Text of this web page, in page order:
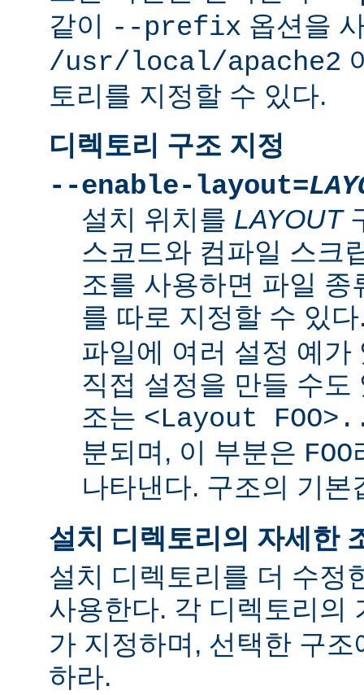
같이
--prefix 옵션을
/usr/local/apache2
토리를 지정할 수 있다.
디렉토리 구조 지정
--enable-layout=
설치 위치를 LAYOUT
스코드와 컴파일 스크
조를 사용하면 파일
를 따로 지정할 수 있
파일에 여러 설정 예가
직접 설정을 만들 수도
조는 <Layout
분되며, 이 부분은 FOO
나타낸다. 구조의 기
설치 디렉토리의 자세한
설치 디렉토리를 더 수정
사용한다. 각 디렉토리의
가 지정하며, 선택한 구
하라.